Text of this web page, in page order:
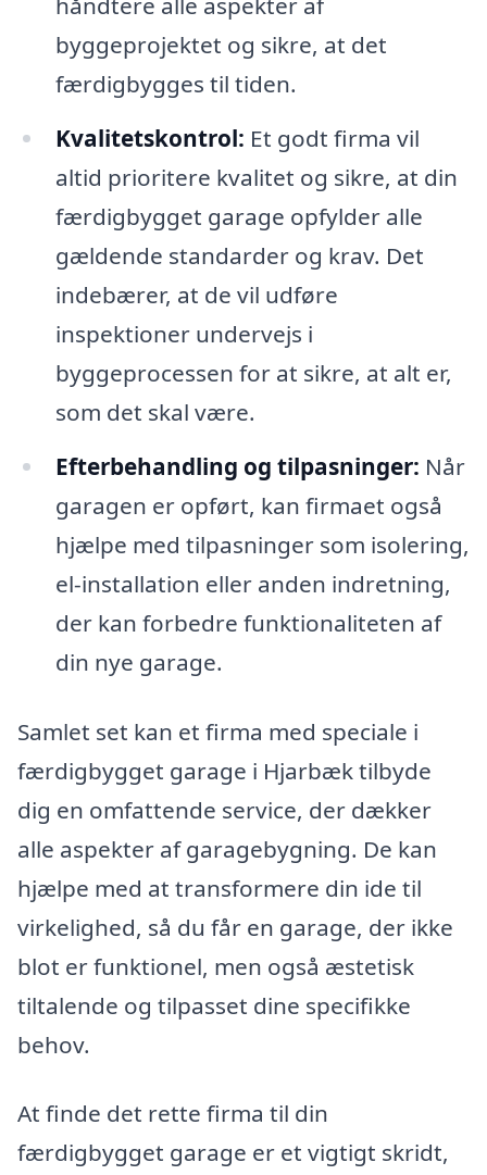
byggeprojektet og sikre, at det
færdigbygges til tiden.
Kvalitetskontrol: Et godt firma vil
altid prioritere kvalitet og sikre, at din
færdigbygget garage opfylder alle
gældende standarder og krav. Det
indebærer, at de vil udføre
inspektioner undervejs i
byggeprocessen for at sikre, at alt er,
som det skal være.
Efterbehandling og tilpasninger: Når
garagen er opført, kan firmaet også
hjælpe med tilpasninger som isolering,
el-installation eller anden indretning,
der kan forbedre funktionaliteten af
din nye garage.
Samlet set kan et firma med speciale i
færdigbygget garage i Hjarbæk tilbyde
dig en omfattende service, der dækker
alle aspekter af garagebygning. De kan
hjælpe med at transformere din ide til
virkelighed, så du får en garage, der ikke
blot er funktionel, men også æstetisk
tiltalende og tilpasset dine specifikke
behov.
At finde det rette firma til din
færdigbygget garage er et vigtigt skridt,